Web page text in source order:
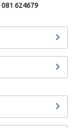
081 624679